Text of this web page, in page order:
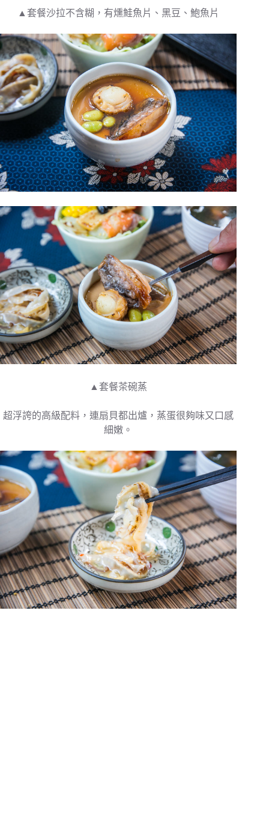
▲套餐沙拉不含糊，有燻鮭魚片、黑豆、鮑魚片
▲套餐茶碗蒸
超浮誇的高級配料，連扇貝都出爐，蒸蛋很夠味又口感
細嫩。